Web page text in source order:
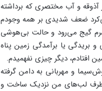
و آب مختصرى که برداشته
ضعف شدیدى بر همه وجودم
گیج مى‌‌رود و حالت بى‌‌هوشى
بریدگى یا برآمدگى زمین پناه
افتادم، دیگر چیزى نفهمیدم.
و مهربانى به دامن گرفته
لب‌‌هاى من نزدیک ساخت و